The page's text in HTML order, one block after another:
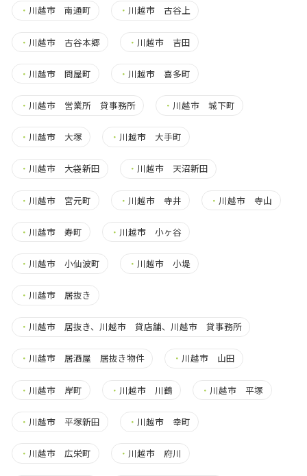
・ 川越市 南通町 ・ 川越市 古谷上
・ 川越市 古谷本郷 ・ 川越市 吉田
・ 川越市 問屋町 ・ 川越市 喜多町
・ 川越市 営業所 貸事務所 ・ 川越市 城下町
・ 川越市 大塚 ・ 川越市 大手町
・ 川越市 大袋新田 ・ 川越市 天沼新田
・ 川越市 宮元町 ・ 川越市 寺井 ・ 川越市 寺山
・ 川越市 寿町 ・ 川越市 小ヶ谷
・ 川越市 小仙波町 ・ 川越市 小堤
・ 川越市 居抜き
・ 川越市 居抜き、川越市 貸店舗、川越市 貸事務所
・ 川越市 居酒屋 居抜き物件 ・ 川越市 山田
・ 川越市 岸町 ・ 川越市 川鶴 ・ 川越市 平塚
・ 川越市 平塚新田 ・ 川越市 幸町
・ 川越市 広栄町 ・ 川越市 府川